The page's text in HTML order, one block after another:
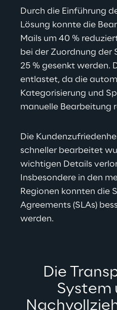
Durch die Einführung
Lösung konnte die
Mails um 40 %
bei der Zuordnung der
25 % gesenkt werden.
entlastet, da die
Kategorisierung und
manuelle Bearbeitung
Die
schneller bearbeitet
wichtigen Details
Insbesondere in den
Regionen konnten die
Agreements (SLAs)
werden.
Die
System